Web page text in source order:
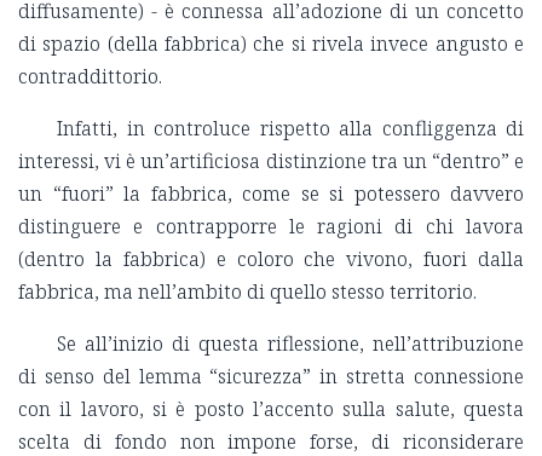
diffusamente) - è connessa all’adozione di un concetto
di spazio (della fabbrica) che si rivela invece angusto e
contraddittorio.
Infatti, in controluce rispetto alla confliggenza di
interessi, vi è un’artificiosa distinzione tra un “dentro” e
un “fuori” la fabbrica, come se si potessero davvero
distinguere e contrapporre le ragioni di chi lavora
(dentro la fabbrica) e coloro che vivono, fuori dalla
fabbrica, ma nell’ambito di quello stesso territorio.
Se all’inizio di questa riflessione, nell’attribuzione
di senso del lemma “sicurezza” in stretta connessione
con il lavoro, si è posto l’accento sulla salute, questa
scelta di fondo non impone forse, di riconsiderare